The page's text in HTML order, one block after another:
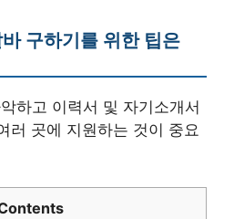
구하기를 위한 팁은
하고 이력서 및 자기소개서
러 곳에 지원하는 것이 중요